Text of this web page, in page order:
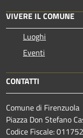
VIVERE IL COMUNE
Luoghi
Eventi
CONTATTI
Comune di Firenzuola
Piazza Don Stefano
Codice Fiscale: